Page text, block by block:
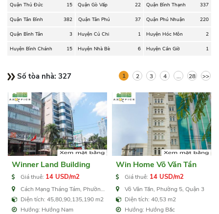
Quận Thủ Đức 15 Quận Gò Vấp 22 Quận Bình Thạnh 337
Quận Tân Bình 382 Quận Tân Phú 37 Quận Phú Nhuận 220
Quận Bình Tân 3 Huyện Củ Chi 1 Huyện Hóc Môn 2
Huyện Bình Chánh 15 Huyện Nhà Bè 6 Huyện Cần Giờ 1
Số tòa nhà: 327 1 2 3 4 ... 28 >>
Winner Land Building
Giá thuê: 14 USD/m2
Cách Mạng Tháng Tám, Phường
6, Quận 3
Diện tích: 45,80,90,135,190 m2
Hướng: Hướng Nam
Win Home Võ Văn Tần
Giá thuê: 14 USD/m2
Võ Văn Tần, Phường 5, Quận 3
Diện tích: 40,53 m2
Hướng: Hướng Bắc